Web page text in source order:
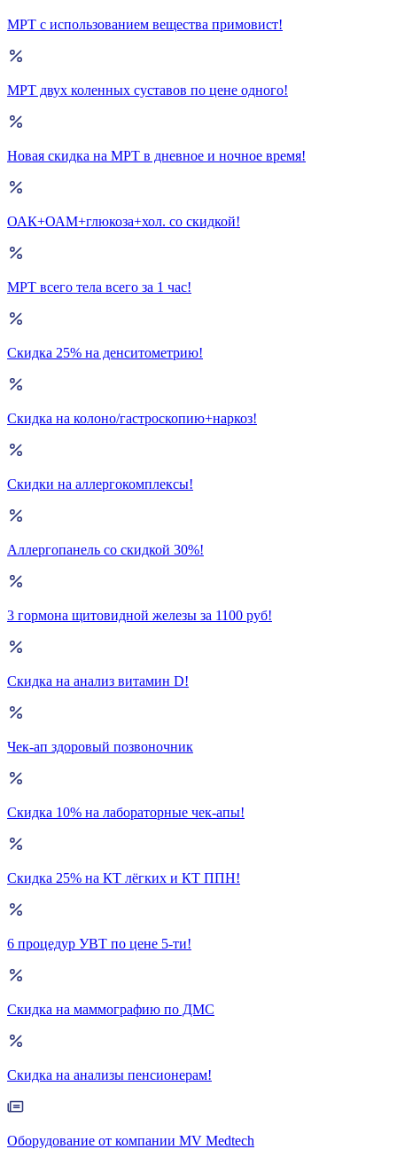
МРТ с использованием вещества примовист!
МРТ двух коленных суставов по цене одного!
Новая скидка на МРТ в дневное и ночное время!
ОАК+ОАМ+глюкоза+хол. со скидкой!
МРТ всего тела всего за 1 час!
Скидка 25% на денситометрию!
Скидка на колоно/гастроскопию+наркоз!
Скидки на аллергокомплексы!
Аллергопанель со скидкой 30%!
3 гормона щитовидной железы за 1100 руб!
Скидка на анализ витамин D!
Чек-ап здоровый позвоночник
Скидка 10% на лабораторные чек-апы!
Скидка 25% на КТ лёгких и КТ ППН!
6 процедур УВТ по цене 5-ти!
Скидка на маммографию по ДМС
Скидка на анализы пенсионерам!
Оборудование от компании MV Medtech